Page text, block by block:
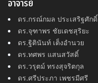
อาจารย์
ดร.กรณ์กมล ประเสริฐศักดิ์
ดร.จุฑาพร ชัยเดชสุริยะ
ดร.ฐิตินันท์ เต็งอำนวย
ดร.ทศพร แสนสวัสดิ์
ดร.วรุตม์ ทรงสุจริตกุล
ดร.ศรีประภา เพชรมีศรี